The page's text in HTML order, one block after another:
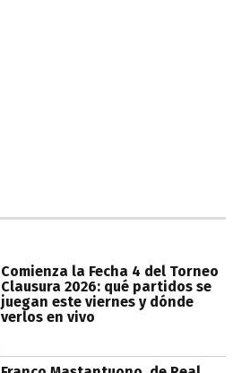
Comienza la Fecha 4 del Torneo
Clausura 2026: qué partidos se
juegan este viernes y dónde
verlos en vivo